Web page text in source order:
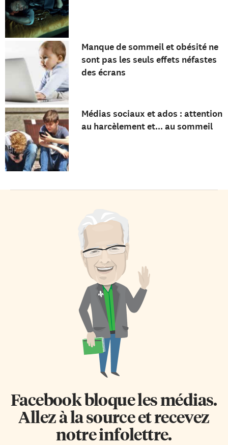
Manque de sommeil et obésité ne
sont pas les seuls effets néfastes
des écrans
Médias sociaux et ados : attention
au harcèlement et... au sommeil
Facebook bloque les médias.
Allez à la source et recevez
notre infolettre.